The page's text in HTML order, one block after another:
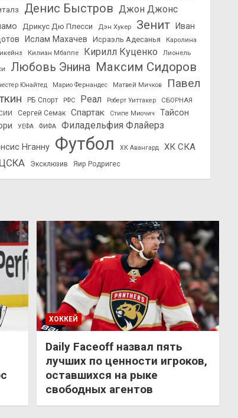
Денис Быстров Джон Джонс
Дрикус Дю Плесси Дэн Хукер Зенит
Иван
Ислам Махачев Исраэль Адесанья
Каролина
Килиан Мбаппе Кирилл Куценко
Лионель
Любовь Энина Максим Сидоров
Юнайтед Марио Фернандес Матвей Мичков
Павел
РБ Спорт РФС Реал Роберт Уиттакер
СБОРНАЯ
Сергей Семак Спартак Стипе Миочич
Тайсон
УЕФА ФИФА Филадельфия Флайерз
Нганну Футбол ХК Авангард ХК СКА
Эксклюзив Яир Родригес
ХОККЕЙ
Daily Faceoff назвал пять
лучших по ценности игроков,
оставшихся на рыке
свободных агентов